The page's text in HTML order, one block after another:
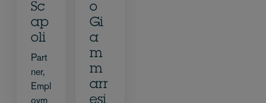
Sc
ap
oli
Part
ner,
Empl
oym
o
Gi
a
m
m
arr